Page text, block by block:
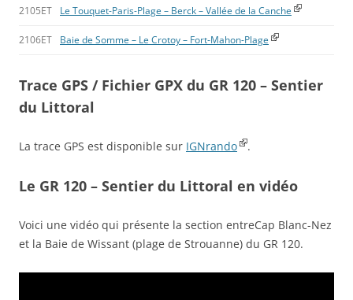
2105ET Le Touquet-Paris-Plage – Berck – Vallée de la Canche
2106ET Baie de Somme – Le Crotoy – Fort-Mahon-Plage
Trace GPS / Fichier GPX du GR 120 – Sentier
du Littoral
La trace GPS est disponible sur IGNrando .
Le GR 120 – Sentier du Littoral en vidéo
Voici une vidéo qui présente la section entreCap Blanc-Nez
et la Baie de Wissant (plage de Strouanne) du GR 120.